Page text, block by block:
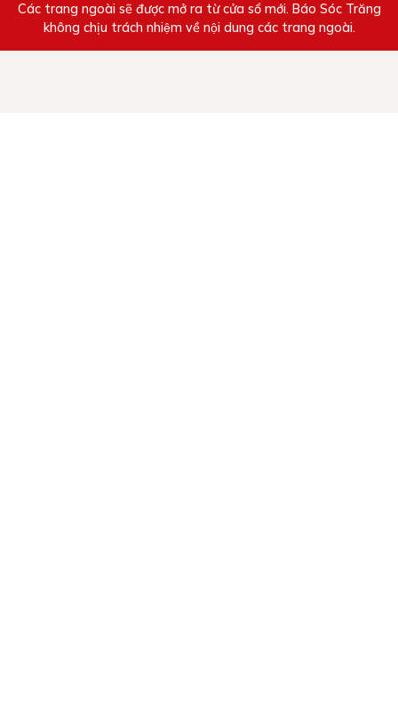
Các trang ngoài sẽ được mở ra từ cửa sổ mới. Báo Sóc Trăng
không chịu trách nhiệm về nội dung các trang ngoài.